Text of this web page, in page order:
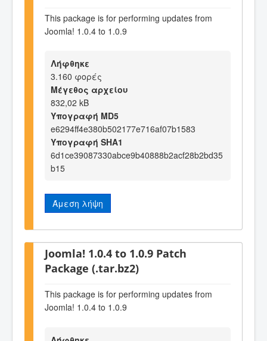
This package is for performing updates from
Joomla! 1.0.4 to 1.0.9
Λήφθηκε
3.160 φορές
Μέγεθος αρχείου
832,02 kB
Υπογραφή MD5
e6294ff4e380b502177e716af07b1583
Υπογραφή SHA1
6d1ce39087330abce9b40888b2acf28b2bd35
b15
Άμεση λήψη
Joomla! 1.0.4 to 1.0.9 Patch
Package (.tar.bz2)
This package is for performing updates from
Joomla! 1.0.4 to 1.0.9